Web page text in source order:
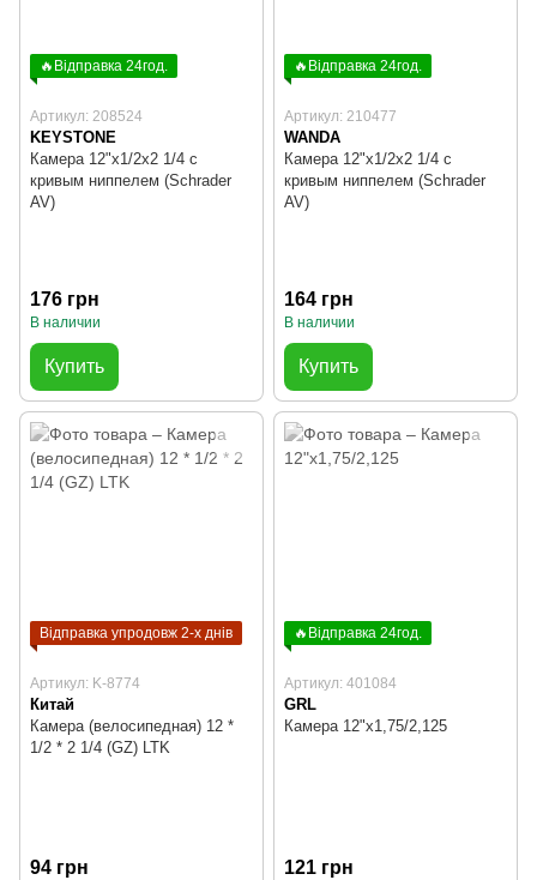
🔥Відправка 24год.
Артикул: 208524
KEYSTONE
Камера 12"х1/2х2 1/4 с
кривым ниппелем (Schrader
AV)
176 грн
В наличии
Купить
🔥Відправка 24год.
Артикул: 210477
WANDA
Камера 12"х1/2х2 1/4 с
кривым ниппелем (Schrader
AV)
164 грн
В наличии
Купить
Відправка упродовж 2-х днів
Артикул: K-8774
Китай
Камера (велосипедная) 12 *
1/2 * 2 1/4 (GZ) LTK
94 грн
🔥Відправка 24год.
Артикул: 401084
GRL
Камера 12"х1,75/2,125
121 грн